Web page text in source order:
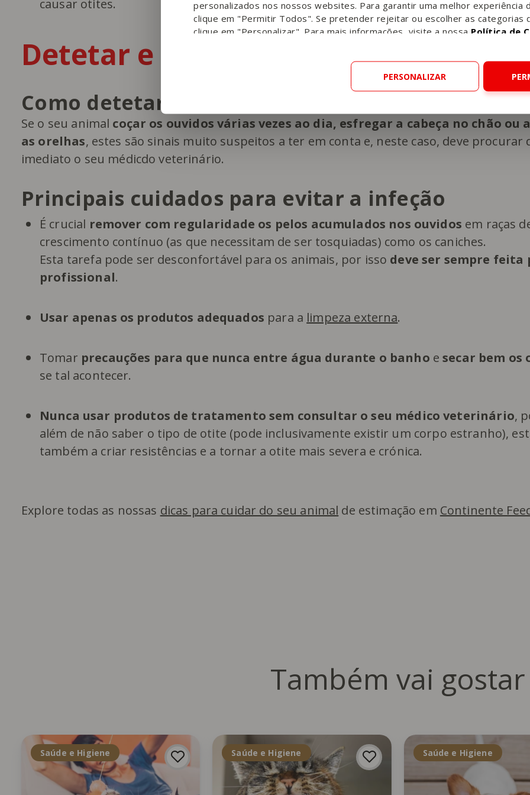
personalizados nos nossos websites. Para garantir uma melhor experiência
clique em "Permitir Todos". Se pretender rejeitar ou escolher as categorias
clique em "Personalizar". Para mais informações, visite a nossa Política de
PERSONALIZAR
causar otites.
Detetar e prevenir otites caninas
Como detetar uma otite canina?
Se o seu animal coçar os ouvidos várias vezes ao dia, esfregar a cabeça no chão ou
as orelhas, estes são sinais muito suspeitos a ter em conta e, neste caso, deve procurar
imediato o seu médicdo veterinário.
Principais cuidados para evitar a infeção
É crucial remover com regularidade os pelos acumulados nos ouvidos em raças
crescimento contínuo (as que necessitam de ser tosquiadas) como os caniches.
Esta tarefa pode ser desconfortável para os animais, por isso deve ser sempre feita
profissional.
Usar apenas os produtos adequados para a limpeza externa.
Tomar precauções para que nunca entre água durante o banho esecar bem os
se tal acontecer.
Nunca usar produtos de tratamento sem consultar o seu médico veterinário,
além de não saber o tipo de otite (pode inclusivamente existir um corpo estranho),
também a criar resistências e a tornar a otite mais severa e crónica.
Explore todas as nossas dicas para cuidar do seu animal de estimação em Continente
Também vai gostar
Saúde e Higiene Saúde e Higiene Saúde e Higiene